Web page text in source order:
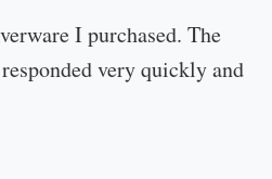
I purchased. The
very quickly and